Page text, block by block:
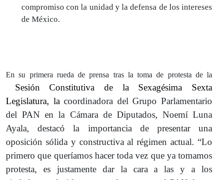
compromiso con la unidad y la defensa de los intereses
de México.
En su primera rueda de prensa tras la toma de protesta de la
Sesión Constitutiva de la Sexagésima Sexta
Legislatura, lacoordinadora del Grupo Parlamentario
del PAN en la Cámara de Diputados, Noemí Luna
Ayala, destacó la importancia de presentar una
oposición sólida y constructiva al régimen actual. “Lo
primero que queríamos hacer toda vez que ya tomamos
protesta, es justamente dar la cara a las y a los